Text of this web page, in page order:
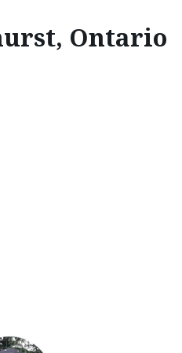
Ontario